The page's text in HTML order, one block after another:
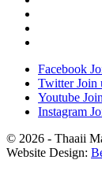
Facebook
Twitter Join
Youtube
Instagram
© 2026 - Thaaii
Website Design: